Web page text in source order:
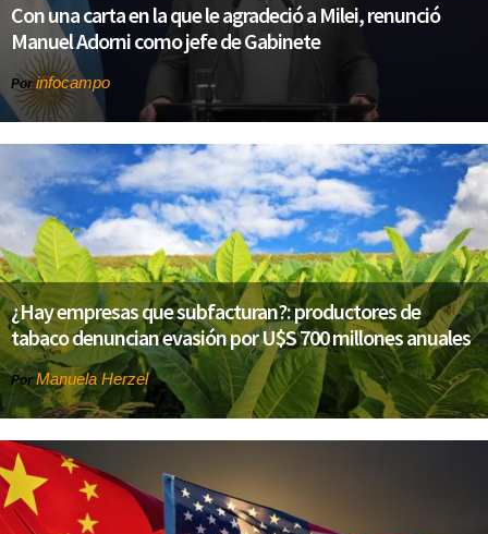
Con una carta en la que le agradeció a Milei, renunció
Manuel Adorni como jefe de Gabinete
Porinfocampo
¿Hay empresas que subfacturan?: productores de
tabaco denuncian evasión por U$S 700 millones anuales
PorManuela Herzel